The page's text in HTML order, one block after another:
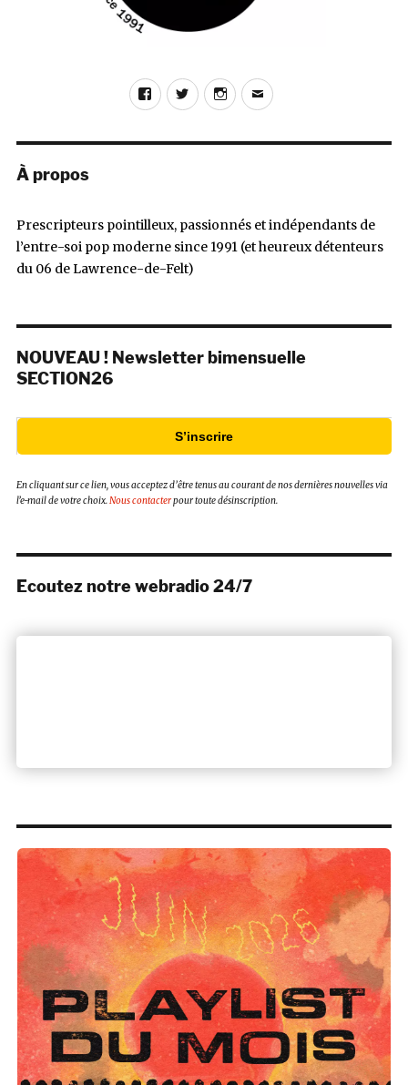
FacebookTwitterInstagram
E-
À propos
Prescripteurs pointilleux, passionnés et indépendants de
l’entre-soi pop moderne since 1991 (et heureux détenteurs
du 06 de Lawrence-de-Felt)
NOUVEAU ! Newsletter bimensuelle
SECTION26
S’inscrire
En cliquant sur ce lien, vous acceptez d’être tenus au courant de nos dernières nouvelles via
l’e-mail de votre choix.Nous contacterpour toute désinscription.
Ecoutez notre webradio 24/7